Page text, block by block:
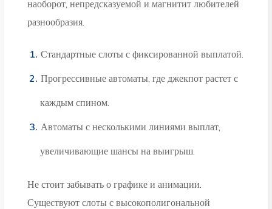
наоборот, непредсказуемой и магнитит любителей
разнообразия.
Стандартные слоты с фиксированной выплатой.
Прогрессивные автоматы, где джекпот растет с
каждым спином.
Автоматы с несколькими линиями выплат,
увеличивающие шансы на выигрыш.
Не стоит забывать о графике и анимации.
Существуют слоты с высокополигональной